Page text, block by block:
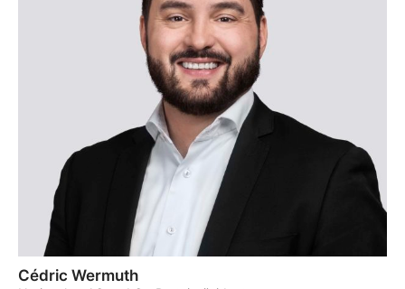
Cédric Wermuth